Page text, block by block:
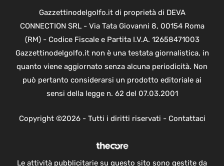
Gazzettinodelgolfo.it di proprietà di DEVA
CONNECTION SRL - Via Tata Giovanni 8, 00154 Roma
(RM) - Codice Fiscale e Partita I.V.A. 12658471003
Gazzettinodelgolfo.it non è una testata giornalistica, in
quanto viene aggiornato senza alcuna periodicità. Non
può pertanto considerarsi un prodotto editoriale ai
sensi della legge n. 62 del 07.03.2001
Copyright ©2026 - Tutti i diritti riservati - Contattaci
Le attività pubblicitarie su questo sito sono gestite da